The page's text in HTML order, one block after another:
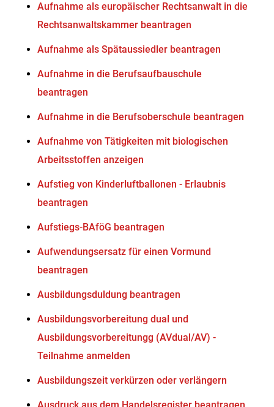
Aufnahme als europäischer Rechtsanwalt in die
Rechtsanwaltskammer beantragen
Aufnahme als Spätaussiedler beantragen
Aufnahme in die Berufsaufbauschule
beantragen
Aufnahme in die Berufsoberschule beantragen
Aufnahme von Tätigkeiten mit biologischen
Arbeitsstoffen anzeigen
Aufstieg von Kinderluftballonen - Erlaubnis
beantragen
Aufstiegs-BAföG beantragen
Aufwendungsersatz für einen Vormund
beantragen
Ausbildungsduldung beantragen
Ausbildungsvorbereitung dual und
Ausbildungsvorbereitungg (AVdual/AV) -
Teilnahme anmelden
Ausbildungszeit verkürzen oder verlängern